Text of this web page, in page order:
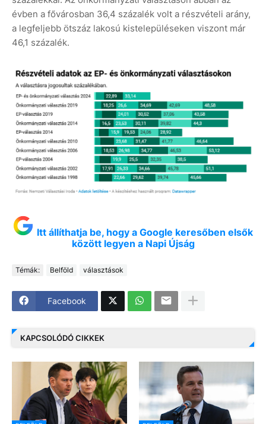
évben a fővárosban 36,4 százalék volt a részvételi arány,
a legfeljebb ötszáz lakosú kistelepüléseken viszont már
46,1 százalék.
Itt állíthatja be, hogy a Google keresőben elsők
között legyen a Napi Újság
Témák: Belföld választások
Facebook
KAPCSOLÓDÓ CIKKEK